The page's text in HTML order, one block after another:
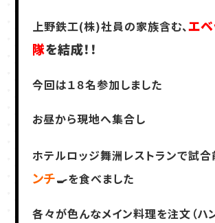
上野鉄工(株)社員の家族含む、エ
隊を結成！！
今回は１８名参加しました
お昼から現地へ集合し
ホテルロッジ舞洲レストランで試合
ンチ🍳を食べました
各々が色んなメイン料理を注文（ハ